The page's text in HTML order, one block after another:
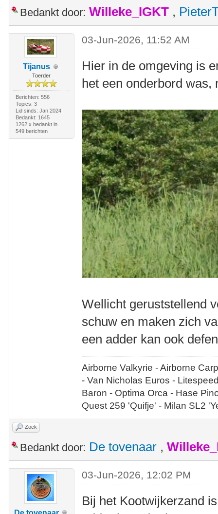
Bedankt door: Willeke_IGKT ,
Tijanus
Toerder
Berichten: 556
Topics: 3
Lid sinds: Jan 2024
Bedankt: 1645
1262 x bedankt in
549 berichten
03-Jun-2026, 11:52 AM
Hier in de omgeving is
het een onderbord
Wellicht geruststellend
schuw en maken zich
een adder kan ook
Airborne Valkyrie - Airborne
- Van Nicholas Euros -
Baron - Optima Orca - Hase
Quest 259 'Quifje' - Milan SL2
Zoek
Bedankt door: De tovenaar ,
03-Jun-2026, 12:02 PM
Bij het Kootwijkerzand